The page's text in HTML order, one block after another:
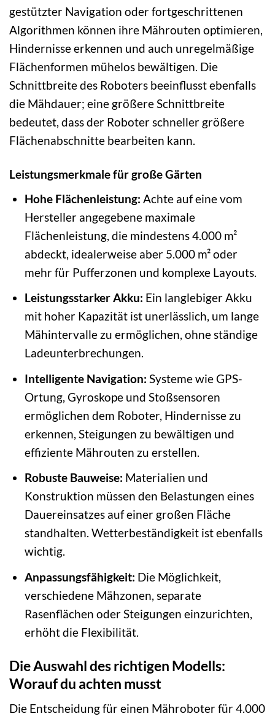
gestützter Navigation oder fortgeschrittenen
Algorithmen können ihre Mährouten optimieren,
Hindernisse erkennen und auch unregelmäßige
Flächenformen mühelos bewältigen. Die
Schnittbreite des Roboters beeinflusst ebenfalls
die Mähdauer; eine größere Schnittbreite
bedeutet, dass der Roboter schneller größere
Flächenabschnitte bearbeiten kann.
Leistungsmerkmale für große Gärten
Hohe Flächenleistung: Achte auf eine vom
Hersteller angegebene maximale
Flächenleistung, die mindestens 4.000 m²
abdeckt, idealerweise aber 5.000 m² oder
mehr für Pufferzonen und komplexe Layouts.
Leistungsstarker Akku: Ein langlebiger Akku
mit hoher Kapazität ist unerlässlich, um lange
Mähintervalle zu ermöglichen, ohne ständige
Ladeunterbrechungen.
Intelligente Navigation: Systeme wie GPS-
Ortung, Gyroskope und Stoßsensoren
ermöglichen dem Roboter, Hindernisse zu
erkennen, Steigungen zu bewältigen und
effiziente Mährouten zu erstellen.
Robuste Bauweise: Materialien und
Konstruktion müssen den Belastungen eines
Dauereinsatzes auf einer großen Fläche
standhalten. Wetterbeständigkeit ist ebenfalls
wichtig.
Anpassungsfähigkeit: Die Möglichkeit,
verschiedene Mähzonen, separate
Rasenflächen oder Steigungen einzurichten,
erhöht die Flexibilität.
Die Auswahl des richtigen Modells:
Worauf du achten musst
Die Entscheidung für einen Mähroboter für 4.000